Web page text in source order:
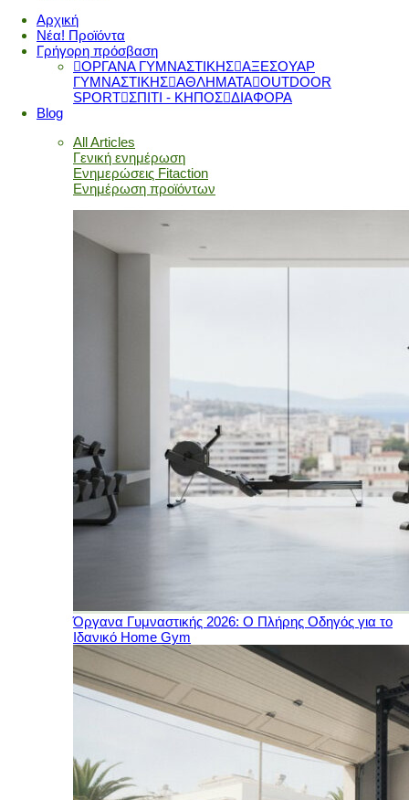
Αρχική
Νέα! Προϊόντα
Γρήγορη πρόσβαση
ΟΡΓΑΝΑ ΓΥΜΝΑΣΤΙΚΗΣ ΑΞΕΣΟΥΑΡ
ΓΥΜΝΑΣΤΙΚΗΣ ΑΘΛΗΜΑΤΑ OUTDOOR
SPORT ΣΠΙΤΙ - ΚΗΠΟΣ ΔΙΑΦΟΡΑ
Blog
All Articles
Γενική ενημέρωση
Ενημερώσεις Fitaction
Ενημέρωση προϊόντων
Όργανα Γυμναστικής 2026: Ο Πλήρης Οδηγός για το
Ιδανικό Home Gym